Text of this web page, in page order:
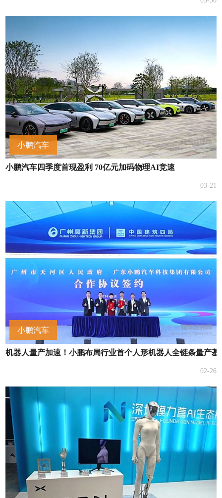
小鹏汽车
小鹏汽车四季度首现盈利 70亿元加码物理AI竞速
03-21
小鹏汽车
机器人量产加速！小鹏布局行业首个人形机器人全链条量产基
02-26